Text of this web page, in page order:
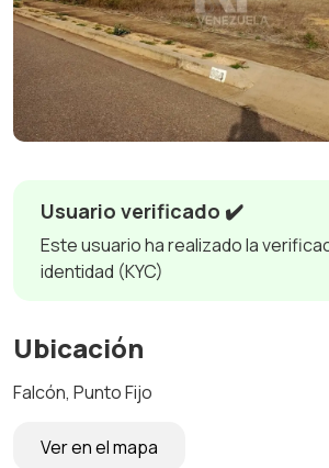
Usuario verificado ✔️
Este usuario ha realizado la
identidad (KYC)
Ubicación
Falcón, Punto Fijo
Ver en el mapa